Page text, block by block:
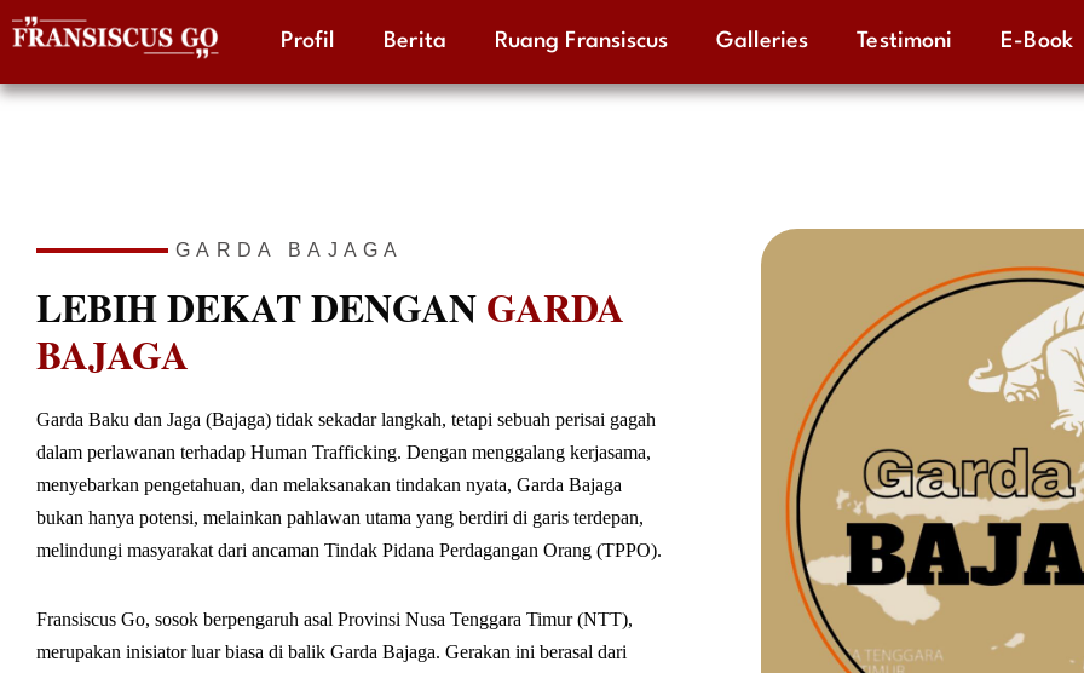
to
Profil Berita Ruang Fransiscus Galleries Testimoni E-Book
GARDA BAJAGA
LEBIH DEKAT DENGANGARDA
BAJAGA
Garda Baku dan Jaga (Bajaga) tidak sekadar langkah, tetapi sebuah perisai gagah
dalam perlawanan terhadap Human Trafficking. Dengan menggalang kerjasama,
menyebarkan pengetahuan, dan melaksanakan tindakan nyata, Garda Bajaga
bukan hanya potensi, melainkan pahlawan utama yang berdiri di garis terdepan,
melindungi masyarakat dari ancaman Tindak Pidana Perdagangan Orang (TPPO).
Fransiscus Go, sosok berpengaruh asal Provinsi Nusa Tenggara Timur (NTT),
merupakan inisiator luar biasa di balik Garda Bajaga. Gerakan ini berasal dari